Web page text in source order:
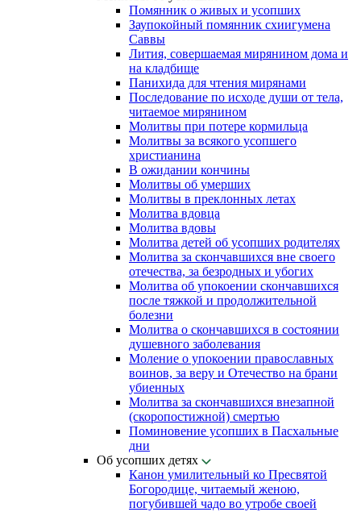
Помянник о живых и усопших
Заупокойный помянник схиигумена
Саввы
Лития, совершаемая мирянином дома и
на кладбище
Панихида для чтения мирянами
Последование по исходе души от тела,
читаемое мирянином
Молитвы при потере кормильца
Молитвы за всякого усопшего
христианина
В ожидании кончины
Молитвы об умерших
Молитвы в преклонных летах
Молитва вдовца
Молитва вдовы
Молитва детей об усопших родителях
Молитва за скончавшихся вне своего
отечества, за безродных и убогих
Молитва об упокоении скончавшихся
после тяжкой и продолжительной
болезни
Молитва о скончавшихся в состоянии
душевного заболевания
Моление о упокоении православных
воинов, за веру и Отечество на брани
убиенных
Молитва за скончавшихся внезапной
(скоропостижной) смертью
Поминовение усопших в Пасхальные
дни
Об усопших детях
Канон умилительный ко Пресвятой
Богородице, читаемый женою,
погубившей чадо во утробе своей